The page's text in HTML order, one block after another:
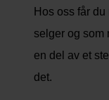
Hos oss får
selger og som
en del av et
det.